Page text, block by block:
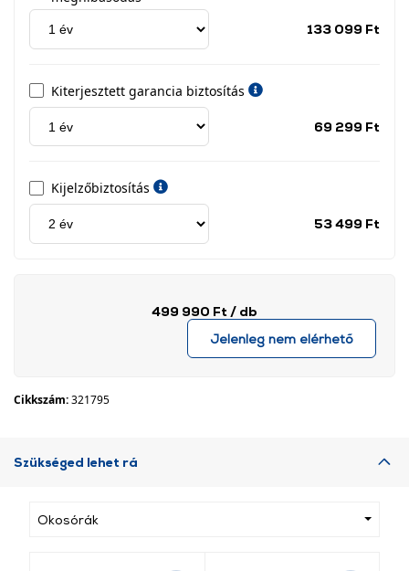
133 099 Ft
Kiterjesztett garancia biztosítás
69 299 Ft
Kijelzőbiztosítás
53 499 Ft
499 990 Ft / db
Jelenleg nem elérhető
Cikkszám:321795
Szükséged lehet rá
Okosórák